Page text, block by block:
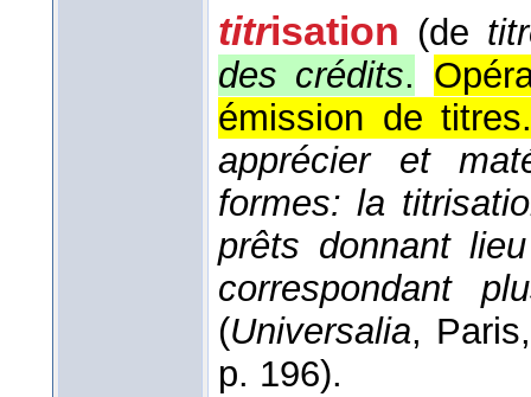
titrisation (de
des crédits.
émission de titres.
apprécier et
formes: la
prêts donnant
correspondant
(Universalia,
p. 196).